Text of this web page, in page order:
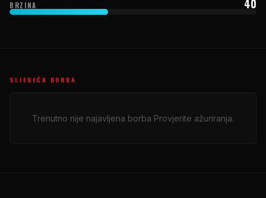
BRZINA 40
SLJEDEĆA BORBA
Trenutno nije najavljena borba Provjerite ažuriranja.